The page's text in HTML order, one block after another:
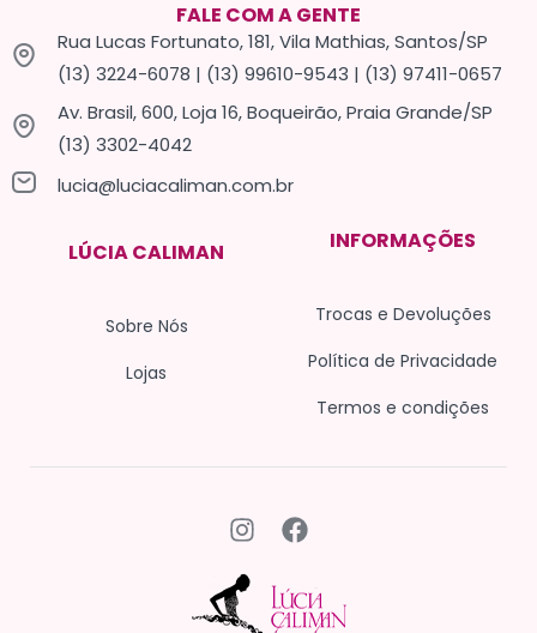
FALE COM A GENTE
Rua Lucas Fortunato, 181, Vila Mathias, Santos/SP
(13) 3224-6078 | (13) 99610-9543 | (13) 97411-0657
Av. Brasil, 600, Loja 16, Boqueirão, Praia Grande/SP
(13) 3302-4042
lucia@luciacaliman.com.br
LÚCIA CALIMAN
Sobre Nós
Lojas
INFORMAÇÕES
Trocas e Devoluções
Política de Privacidade
Termos e condições